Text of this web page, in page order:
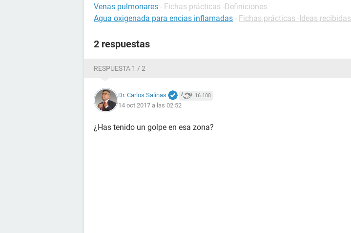
Venas pulmonares - Fichas prácticas -Definiciones
Agua oxigenada para encias inflamadas - Fichas prácticas -Ideas recibidas
2 respuestas
RESPUESTA 1 / 2
Dr. Carlos Salinas 16.108
14 oct 2017 a las 02:52
¿Has tenido un golpe en esa zona?